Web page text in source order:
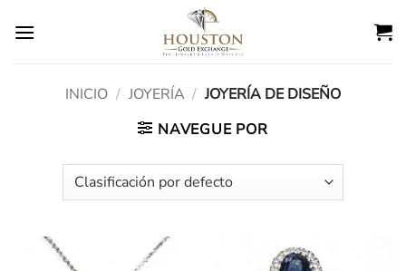
INICIO / JOYERÍA / JOYERÍA DE DISEÑO
NAVEGUE POR